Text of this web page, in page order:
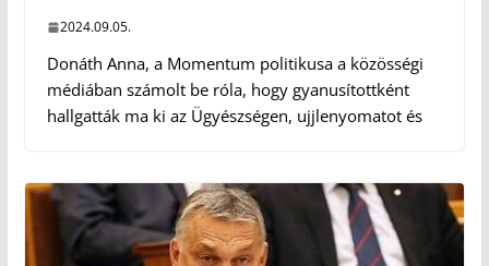
2024.09.05.
Donáth Anna, a Momentum politikusa a közösségi
médiában számolt be róla, hogy gyanusítottként
hallgatták ma ki az Ügyészségen, ujjlenyomatot és